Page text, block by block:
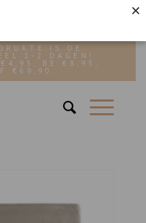
×
IS DE
1-2 DAGEN!
€4,95, BE €8,95,
€69,90